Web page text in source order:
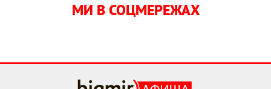
МИ В СОЦМЕРЕЖАХ